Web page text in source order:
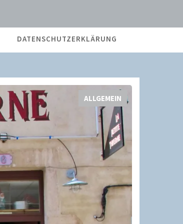
DATENSCHUTZERKLÄRUNG
ALLGEMEIN